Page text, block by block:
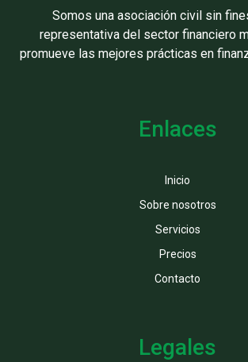
Somos una asociación civil sin
representativa del sector financiero
promueve las mejores prácticas en
Enlaces
Inicio
Sobre nosotros
Servicios
Precios
Contacto
Legales